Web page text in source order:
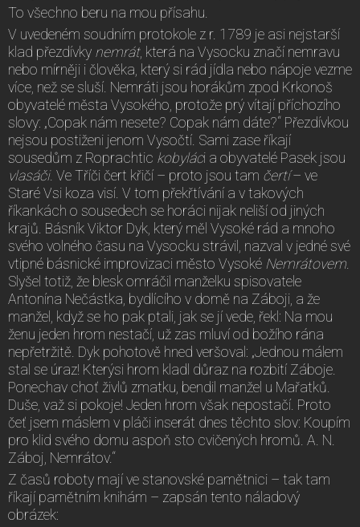
To všechno beru na mou přísahu.
V uvedeném soudním protokole z r. 1789 je asi nejstarší
klad přezdívky nemrát, která na Vysocku značí nemravu
nebo mírněji i člověka, který si rád jídla nebo nápoje vezme
více, než se sluší. Nemráti jsou horákům zpod Krkonoš
obyvatelé města Vysokého, protože prý vítají příchozího
slovy: „Copak nám nesete? Copak nám dáte?“ Přezdívkou
nejsou postiženi jenom Vysočtí. Sami zase říkají
sousedům z Roprachtic kobyláci a obyvatelé Pasek jsou
vlasáči. Ve Tříči čert křičí – proto jsou tam čertí– ve
Staré Vsi koza visí. V tom překřtívání a v takových
říkankách o sousedech se horáci nijak neliší od jiných
krajů. Básník Viktor Dyk, který měl Vysoké rád a mnoho
svého volného času na Vysocku strávil, nazval v jedné své
vtipné básnické improvizaci město Vysoké Nemrátovem
Slyšel totiž, že blesk omráčil manželku spisovatele
Antonína Nečástka, bydlícího v domě na Záboji, a že
manžel, když se ho pak ptali, jak se jí vede, řekl: Na mou
ženu jeden hrom nestačí, už zas mluví od božího rána
nepřetržitě. Dyk pohotově hned veršoval: „Jednou málem
stal se úraz! Kterýsi hrom kladl důraz na rozbití Záboje.
Ponechav choť živlů zmatku, bendil manžel u Mařatků.
Duše, važ si pokoje! Jeden hrom však nepostačí. Proto
čeť jsem máslem v pláči inserát dnes těchto slov: Koupím
pro klid svého domu aspoň sto cvičených hromů. A. N.
Záboj, Nemrátov.“
Z časů roboty mají ve stanovské pamětnici – tak tam
říkají pamětním knihám – zapsán tento náladový
obrázek: